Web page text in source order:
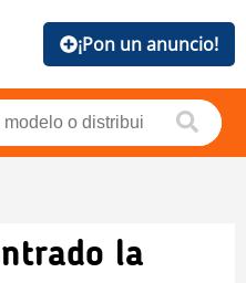
¡Pon un anuncio!
la